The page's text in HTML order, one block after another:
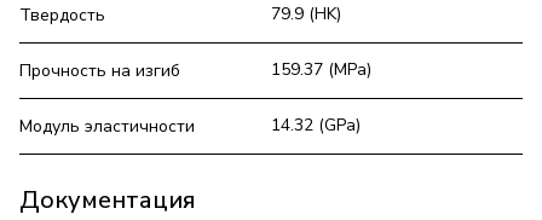
Твердость 79.9 (HK)
Прочность на изгиб 159.37 (MPa)
Модуль эластичности 14.32 (GPa)
Документация